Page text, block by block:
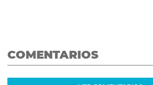
COMENTARIOS